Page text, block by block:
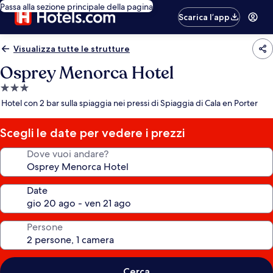
Passa alla sezione principale della pagina
Scarica l’app
Visualizza tutte le strutture
Osprey Menorca Hotel
Struttura
a
stelle
Hotel con 2 bar sulla spiaggia nei pressi di Spiaggia di Cala en Porter
Scegli le date per vedere i prezzi
Dove vuoi andare?
Date
Persone